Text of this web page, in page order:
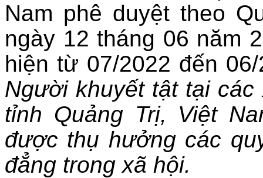
Nam phê duyệt theo
ngày 12 tháng 06 năm
hiện từ 07/2022 đến
Người khuyết tật tại các
tỉnh Quảng Trị, Việt
được thụ hưởng các
đẳng trong xã hội.